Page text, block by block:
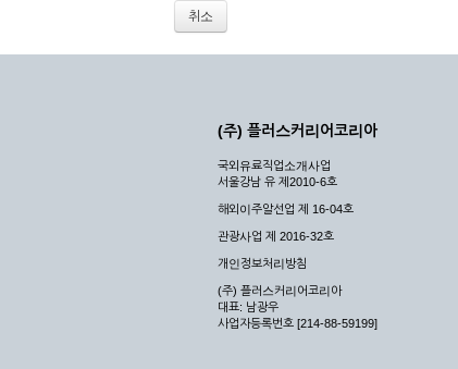
8. 기타 회사가 정한 제반 사항을 위반하
② 시스템 점검, 교체 및 고장, 기술적인
③ 기타 회사는 서비스를 제공할 수 없는
④ 회사는 제 2항 및 제 3항의 사유로
제3장 권리 및 의무
제6조 (회사의 의무)
① 회사는 특별한 사정이 없는 한 이용
② 회사는 이용자의 개인 신상 정보를
취소
(주) 플러스커리어코리아
국외유료직업소개사업
서울강남 유 제2010-6호
해외이주알선업 제 16-04호
관광사업 제 2016-32호
개인정보처리방침
(주) 플러스커리어코리아
대표: 남광우
사업자등록번호 [214-88-59199]